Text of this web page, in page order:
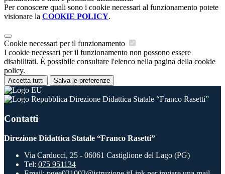
Per conoscere quali sono i cookie necessari al funzionamento potete
visionare la COOKIE POLICY.
Cookie necessari per il funzionamento
I cookie necessari per il funzionamento non possono essere
disabilitati. È possibile consultare l'elenco nella pagina della cookie
policy.
Accetta tutti Salva le preferenze
Direzione Didattica Statale “Franco Rasetti”
Contatti
Direzione Didattica Statale “Franco Rasetti”
Via Carducci, 25 - 06061 Castiglione del Lago (PG)
Tel: 075 951134